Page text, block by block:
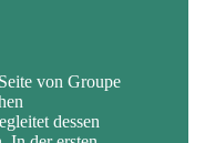
von Groupe
dessen
technischen,
Risiken
bei den